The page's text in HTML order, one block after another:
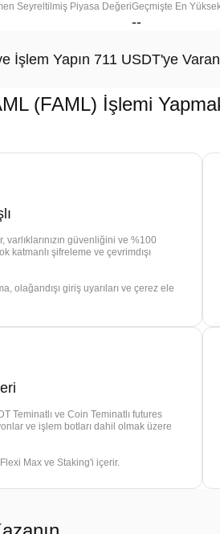
Seyreltilmiş Piyasa DeğeriGeçmişte En
--
İşlem Yapın 711 USDT'ye
(FAML) İşlemi
güvenliğini ve %100
katmanlı şifreleme ve çevrimdışı
olağandışı giriş uyarıları ve çerez ele
Teminatlı ve Coin Teminatlı futures
ve işlem botları dahil olmak üzere
Max ve Staking'i içerir.